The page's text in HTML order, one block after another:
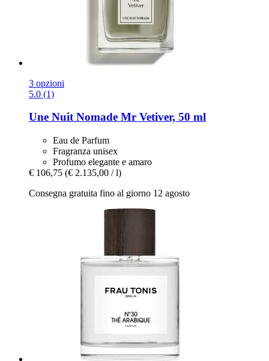
3 opzioni
5.0 (1)
Une Nuit Nomade Mr Vetiver, 50 ml
Eau de Parfum
Fragranza unisex
Profumo elegante e amaro
€ 106,75 (€ 2.135,00 / l)
Consegna gratuita fino al giorno 12 agosto